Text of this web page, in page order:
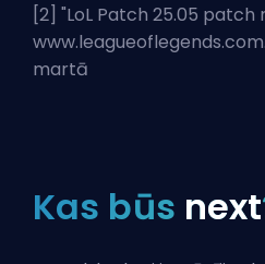
[2] "LoL Patch 25.05 patch
martā
Kas būs next